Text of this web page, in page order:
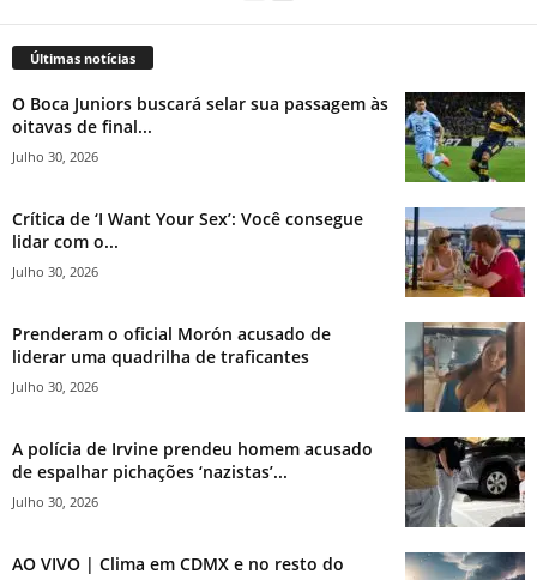
Últimas notícias
O Boca Juniors buscará selar sua passagem às
oitavas de final...
Julho 30, 2026
Crítica de ‘I Want Your Sex’: Você consegue
lidar com o...
Julho 30, 2026
Prenderam o oficial Morón acusado de
liderar uma quadrilha de traficantes
Julho 30, 2026
A polícia de Irvine prendeu homem acusado
de espalhar pichações ‘nazistas’...
Julho 30, 2026
AO VIVO | Clima em CDMX e no resto do